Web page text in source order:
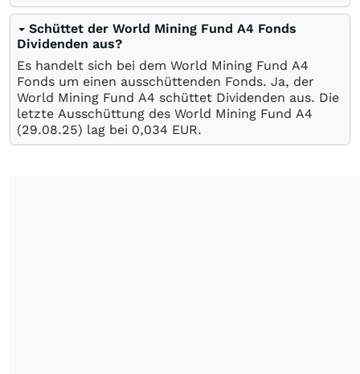
Schüttet der World Mining Fund A4 Fonds
Dividenden aus?
Es handelt sich bei dem World Mining Fund A4
Fonds um einen ausschüttenden Fonds. Ja, der
World Mining Fund A4 schüttet Dividenden aus. Die
letzte Ausschüttung des World Mining Fund A4
(29.08.25) lag bei 0,034 EUR.